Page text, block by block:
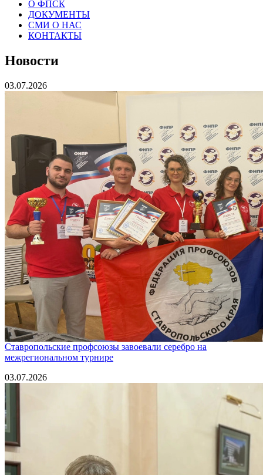
О ФПСК
ДОКУМЕНТЫ
СМИ О НАС
КОНТАКТЫ
Новости
03.07.2026
Ставропольские профсоюзы завоевали серебро на
межрегиональном турнире
03.07.2026